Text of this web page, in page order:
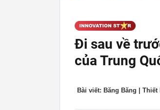
Đi sau về
của Trung
Bài viết: Băng Băng | Thiết